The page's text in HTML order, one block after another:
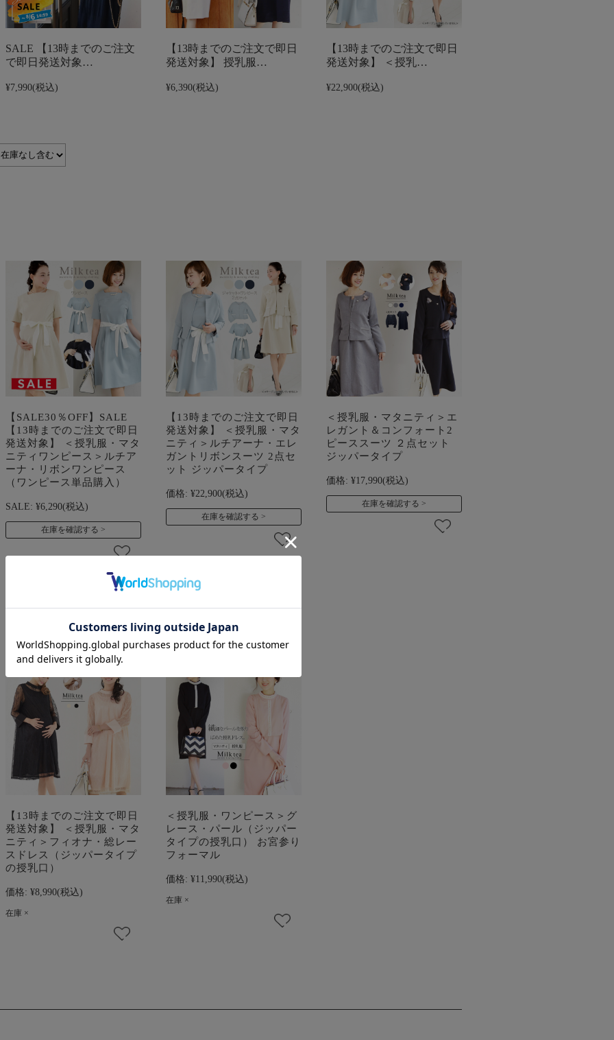
SALE 【13時までのご注文
で即日発送対象…
¥7,990(税込)
【13時までのご注文で即日
発送対象】 授乳服…
¥6,390(税込)
【13時までのご注文で即日
発送対象】 ＜授乳…
¥22,900(税込)
【SALE30％OFF】SALE
【13時までのご注文で即日
発送対象】 ＜授乳服・マタ
ニティワンピース＞ルチア
ーナ・リボンワンピース
（ワンピース単品購入）
SALE: ¥6,290(税込)
在庫を確認する
【13時までのご注文で即日
発送対象】 ＜授乳服・マタ
ニティ＞ルチアーナ・エレ
ガントリボンスーツ 2点セ
ット ジッパータイプ
価格: ¥22,900(税込)
在庫を確認する
＜授乳服・マタニティ＞エ
レガント＆コンフォート2
ピーススーツ ２点セット
ジッパータイプ
価格: ¥17,990(税込)
在庫を確認する
【13時までのご注文で即日
発送対象】 ＜授乳服・マタ
ニティ＞フィオナ・総レー
スドレス（ジッパータイプ
の授乳口）
価格: ¥8,990(税込)
在庫 ×
＜授乳服・ワンピース＞グ
レース・パール（ジッパー
タイプの授乳口） お宮参り
フォーマル
価格: ¥11,990(税込)
在庫 ×